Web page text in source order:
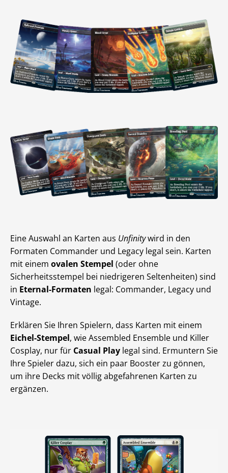
Eine Auswahl an Karten aus Unfinitywird in den
Formaten Commander und Legacy legal sein. Karten
mit einem ovalen Stempel (oder ohne
Sicherheitsstempel bei niedrigeren Seltenheiten) sind
in Eternal-Formaten legal: Commander, Legacy und
Vintage.
Erklären Sie Ihren Spielern, dass Karten mit einem
Eichel-Stempel, wie Assembled Ensemble und Killer
Cosplay, nur für Casual Play legal sind. Ermuntern Sie
Ihre Spieler dazu, sich ein paar Booster zu gönnen,
um ihre Decks mit völlig abgefahrenen Karten zu
ergänzen.